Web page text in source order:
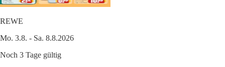
REWE
Mo. 3.8. - Sa. 8.8.2026
Noch 3 Tage gültig